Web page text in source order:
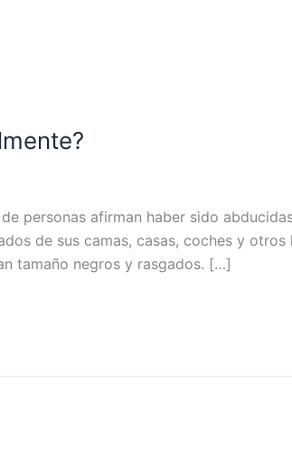
personas afirman haber sido
de sus camas, casas, coches y
tamaño negros y rasgados. […]